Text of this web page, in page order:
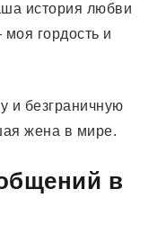
история любви
гордость и
и безграничную
жена в мире.
в